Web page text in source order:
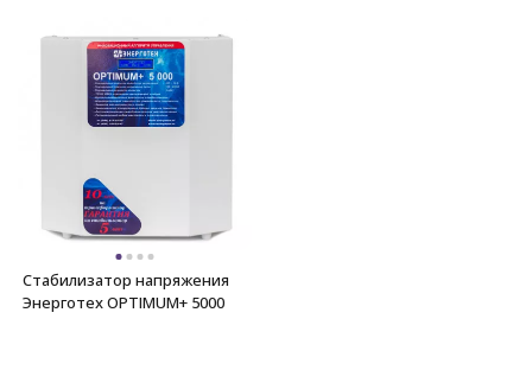
Стабилизатор напряжения
Энерготех OPTIMUM+ 5000